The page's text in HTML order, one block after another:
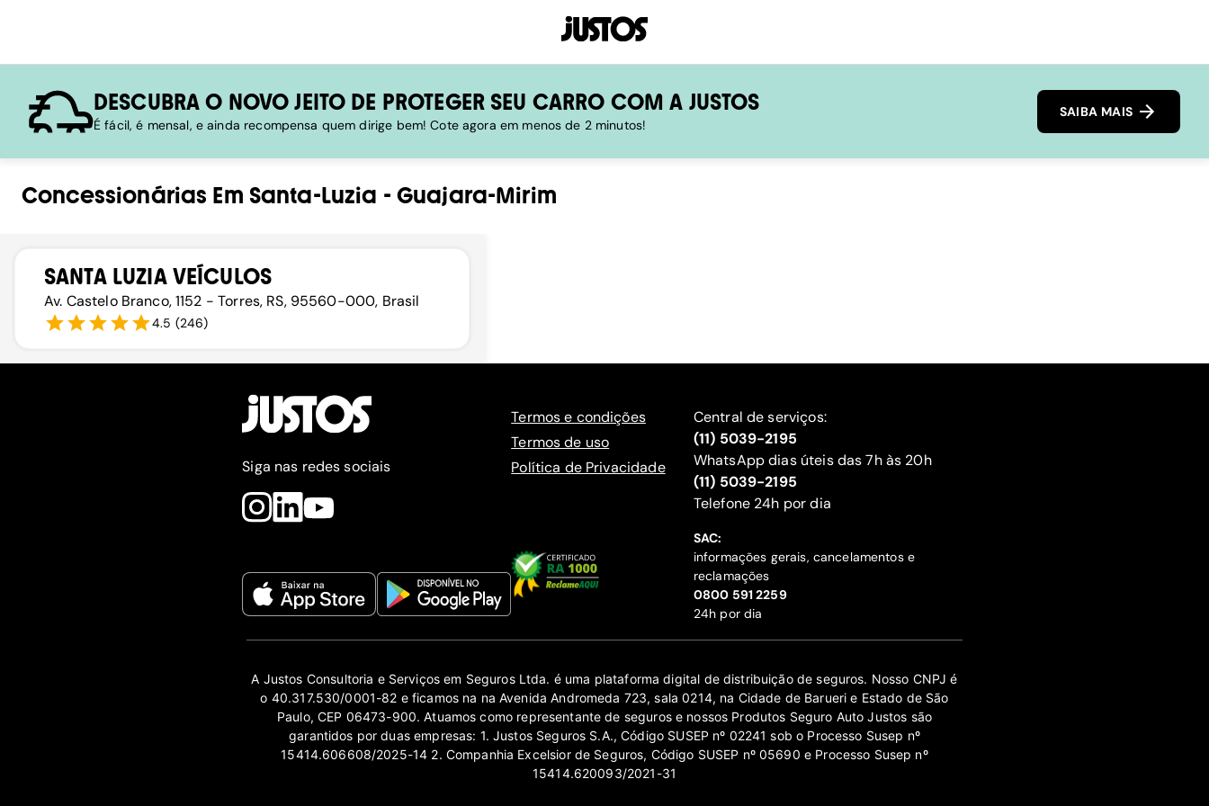
DESCUBRA O NOVO JEITO DE PROTEGER SEU CARRO COM A JUSTOS
É fácil, é mensal, e ainda recompensa quem dirige bem! Cote agora em menos de 2 minutos!
SAIBA MAIS
Concessionárias Em Santa-Luzia - Guajara-Mirim
SANTA LUZIA VEÍCULOS
Av. Castelo Branco, 1152 - Torres, RS, 95560-000, Brasil
4.5 (246)
Siga nas redes sociais
Termos e condições
Termos de uso
Política de Privacidade
Central de serviços:
(11) 5039-2195
WhatsApp dias úteis das 7h às 20h
(11) 5039-2195
‍Telefone 24h por dia
SAC:
informações gerais, cancelamentos e
reclamações
‍0800 591 2259
24h por dia
A Justos Consultoria e Serviços em Seguros Ltda. é uma plataforma digital de distribuição de seguros. Nosso CNPJ é
o 40.317.530/0001-82 e ficamos na na Avenida Andromeda 723, sala 0214, na Cidade de Barueri e Estado de São
Paulo, CEP 06473-900. Atuamos como representante de seguros e nossos Produtos Seguro Auto Justos são
garantidos por duas empresas: 1. Justos Seguros S.A., Código SUSEP nº 02241 sob o Processo Susep nº
15414.606608/2025-14 2. Companhia Excelsior de Seguros, Código SUSEP nº 05690 e Processo Susep nº
15414.620093/2021-31